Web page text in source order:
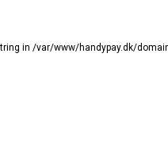
in /var/www/handypay.dk/